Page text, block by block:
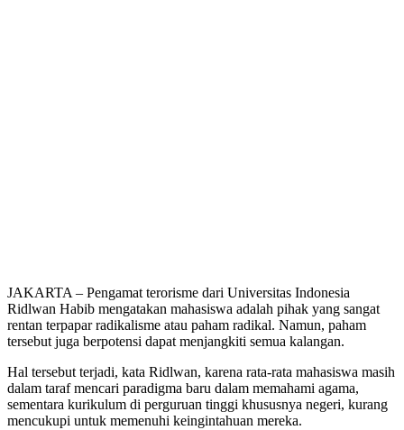
JAKARTA – Pengamat terorisme dari Universitas Indonesia
Ridlwan Habib mengatakan mahasiswa adalah pihak yang sangat
rentan terpapar radikalisme atau paham radikal. Namun, paham
tersebut juga berpotensi dapat menjangkiti semua kalangan.
Hal tersebut terjadi, kata Ridlwan, karena rata-rata mahasiswa masih
dalam taraf mencari paradigma baru dalam memahami agama,
sementara kurikulum di perguruan tinggi khususnya negeri, kurang
mencukupi untuk memenuhi keingintahuan mereka.